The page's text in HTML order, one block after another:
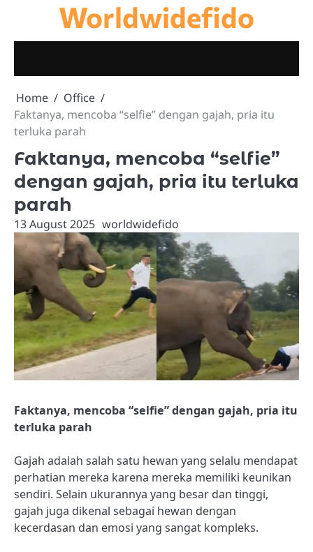
content
Worldwidefido
Home
Office
Faktanya, mencoba “selfie” dengan gajah, pria itu
terluka parah
Faktanya, mencoba “selfie”
dengan gajah, pria itu terluka
parah
13 August 2025 worldwidefido
Faktanya, mencoba “selfie” dengan gajah, pria itu
terluka parah
Gajah adalah salah satu hewan yang selalu mendapat
perhatian mereka karena mereka memiliki keunikan
sendiri. Selain ukurannya yang besar dan tinggi,
gajah juga dikenal sebagai hewan dengan
kecerdasan dan emosi yang sangat kompleks.